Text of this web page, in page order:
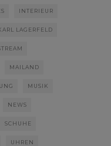
INTERIEUR
LAGERFELD
MAILAND
MUSIK
NEWS
SCHUHE
UHREN